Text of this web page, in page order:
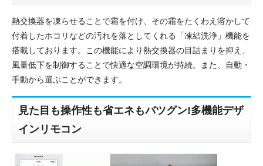
熱交換器を凍らせることで霜を付け、その霜をたくわえ溶かして
付着したホコリなどの汚れを落としてくれる「凍結洗浄」機能を
搭載しております。この機能により熱交換器の目詰まりを抑え、
風量低下を制御することで快適な空調環境が持続。また、自動・
手動から選ぶことができます。
見た目も操作性も省エネもバツグン!多機能デザ
インリモコン